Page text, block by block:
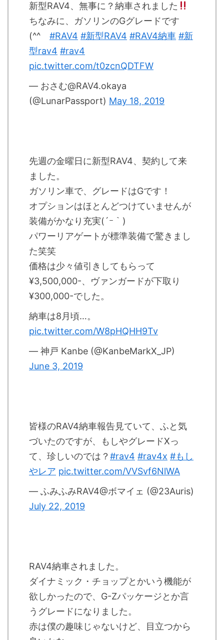
新型RAV4、無事に？納車されました
ちなみに、ガソリンのGグレードです
(^^ゞ #RAV4 #新型RAV4 #RAV4納車 #新
型rav4 #rav4
pic.twitter.com/t0zcnQDTFW
— おさむ@RAV4.okaya
(@LunarPassport) May 18, 2019
先週の金曜日に新型RAV4、契約して来
ました。
ガソリン車で、グレードはGです！
オプションはほとんどつけていませんが
装備がかなり充実(´ｰ｀)
パワーリアゲートが標準装備で驚きまし
た笑笑
価格は少々値引きしてもらって
¥3,500,000-、ヴァンガードが下取り
¥300,000-でした。
納車は8月頃…。
pic.twitter.com/W8pHQHH9Tv
— 神戸 Kanbe (@KanbeMarkX_JP)
June 3, 2019
皆様のRAV4納車報告見ていて、ふと気
づいたのですが、もしやグレードXっ
て、珍しいのでは？ #rav4 #rav4x #もし
やレア pic.twitter.com/VVSvf6NlWA
— ふみふみRAV4@ボマイェ (@23Auris)
July 22, 2019
RAV4納車されました。
ダイナミック・チョップとかいう機能が
欲しかったので、G-Zパッケージとか言
うグレードになりました。
赤は僕の趣味じゃないけど、目立つから